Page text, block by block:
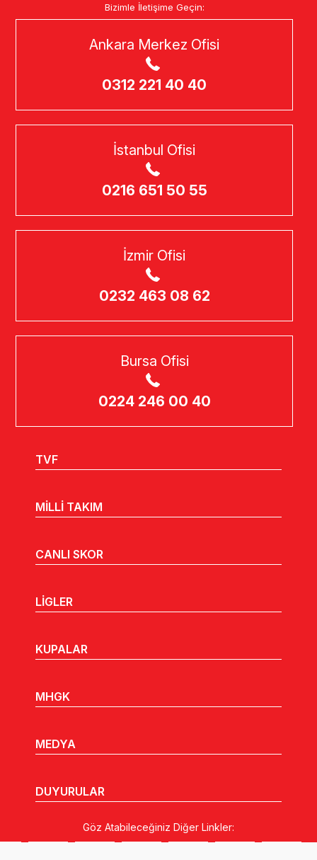
Bizimle İletişime Geçin:
Ankara Merkez Ofisi
0312 221 40 40
İstanbul Ofisi
0216 651 50 55
İzmir Ofisi
0232 463 08 62
Bursa Ofisi
0224 246 00 40
TVF
MİLLİ TAKIM
CANLI SKOR
LİGLER
KUPALAR
MHGK
MEDYA
DUYURULAR
Göz Atabileceğiniz Diğer Linkler: